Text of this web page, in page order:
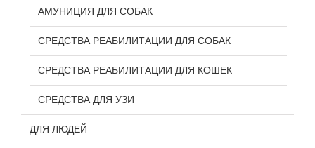
АМУНИЦИЯ ДЛЯ СОБАК
СРЕДСТВА РЕАБИЛИТАЦИИ ДЛЯ СОБАК
СРЕДСТВА РЕАБИЛИТАЦИИ ДЛЯ КОШЕК
СРЕДСТВА ДЛЯ УЗИ
ДЛЯ ЛЮДЕЙ